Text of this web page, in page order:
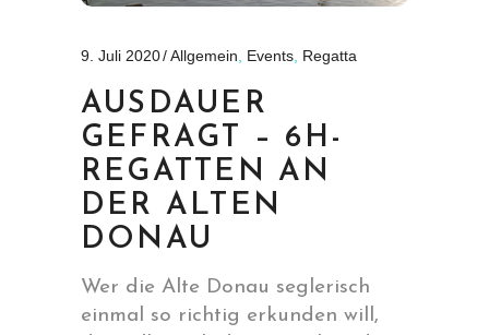
9. Juli 2020 Allgemein Events Regatta
AUSDAUER
GEFRAGT – 6H-
REGATTEN AN
DER ALTEN
DONAU
Wer die Alte Donau seglerisch
einmal so richtig erkunden will,